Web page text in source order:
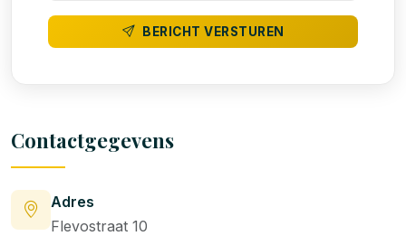
BERICHT VERSTUREN
Contactgegevens
Adres
Flevostraat 10